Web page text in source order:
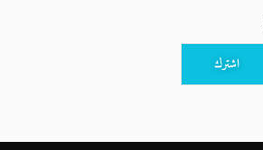
اشترك